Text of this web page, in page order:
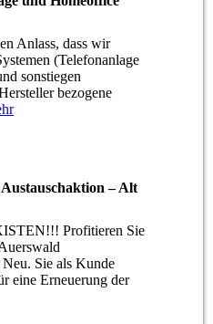
Anlass, dass wir
(Telefonanlage
sonstiegen
bezogene
– Alt
Profitieren Sie
Sie als Kunde
eine Erneuerung der